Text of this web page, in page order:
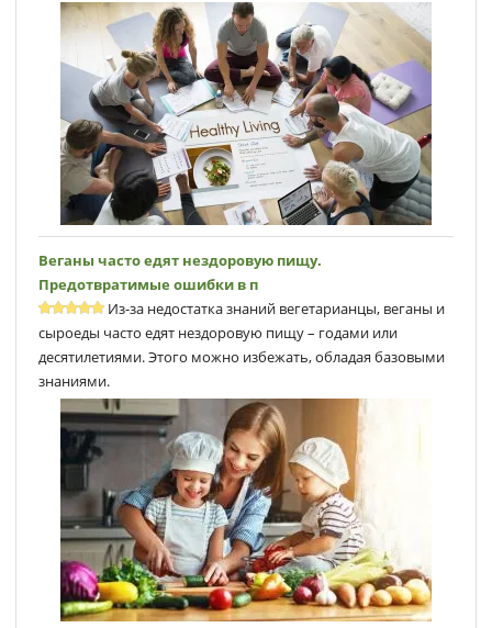
Веганы часто едят нездоровую пищу.
Предотвратимые ошибки в п
Из-за недостатка знаний вегетарианцы, веганы и
сыроеды часто едят нездоровую пищу – годами или
десятилетиями. Этого можно избежать, обладая базовыми
знаниями.